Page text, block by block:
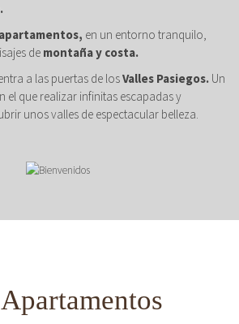
en un entorno tranquilo,
de montaña y costa.
a las puertas de losValles Pasiegos. Un
el que realizar infinitas escapadas y
unos valles de espectacular belleza.